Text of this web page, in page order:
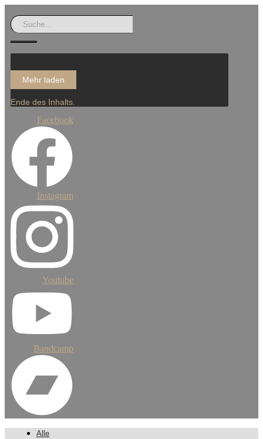
Mehr laden
Ende des Inhalts.
Facebook
Instagram
Youtube
Bandcamp
Alle